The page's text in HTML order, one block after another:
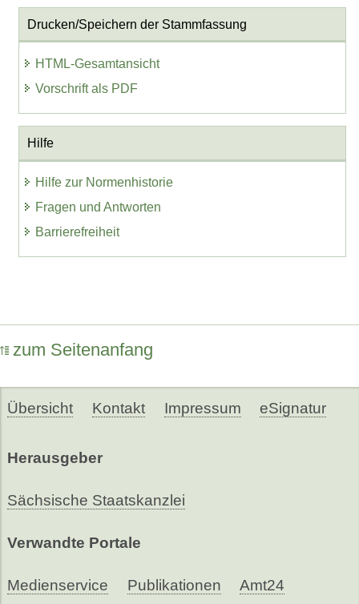
Drucken/Speichern der Stammfassung
HTML-Gesamtansicht
Vorschrift als PDF
Hilfe
Hilfe zur Normenhistorie
Fragen und Antworten
Barrierefreiheit
zum Seitenanfang
Übersicht Kontakt Impressum eSignatur
Herausgeber
Sächsische Staatskanzlei
Verwandte Portale
Medienservice Publikationen Amt24